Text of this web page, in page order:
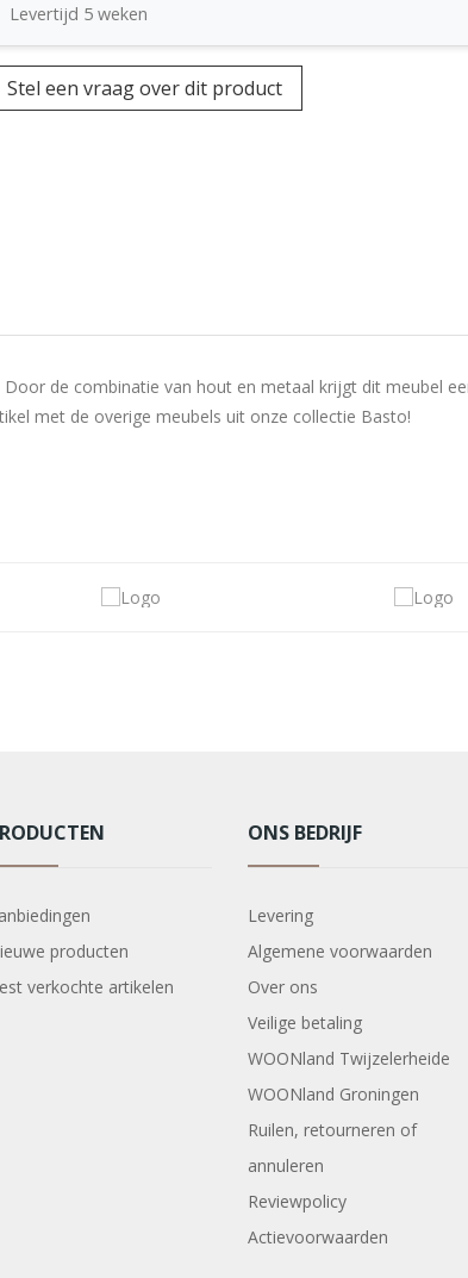
Levertijd 5 weken
Stel een vraag over dit product
de combinatie van hout en metaal krijgt dit meubel
met de overige meubels uit onze collectie Basto!
producten
verkochte artikelen
ONS BEDRIJF
Levering
Algemene voorwaarden
Over ons
Veilige betaling
WOONland Twijzelerheide
WOONland Groningen
Ruilen, retourneren of
annuleren
Reviewpolicy
Actievoorwaarden